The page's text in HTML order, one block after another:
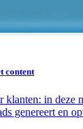
content
klanten: in deze
genereert en